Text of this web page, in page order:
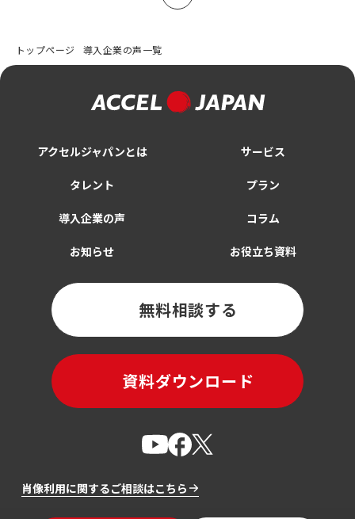
トップページ 導入企業の声一覧
肖像利用に関するご相談はこちら
アクセルジャパンとは サービス
タレント プラン
導入企業の声 コラム
お知らせ お役立ち資料
無料相談する
資料ダウンロード